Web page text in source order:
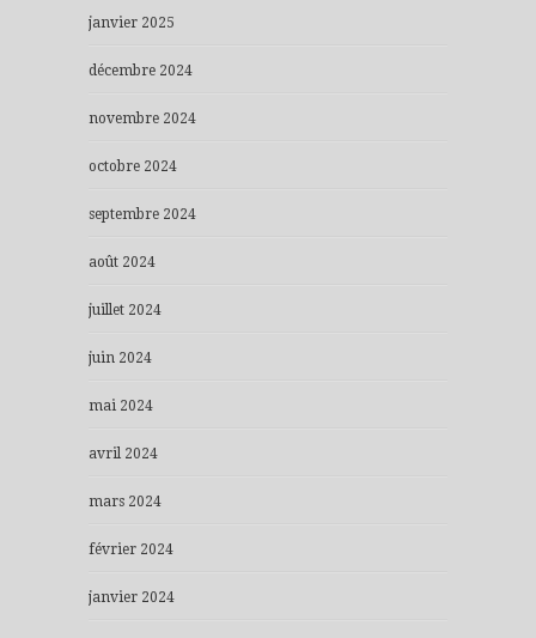
janvier 2025
décembre 2024
novembre 2024
octobre 2024
septembre 2024
août 2024
juillet 2024
juin 2024
mai 2024
avril 2024
mars 2024
février 2024
janvier 2024